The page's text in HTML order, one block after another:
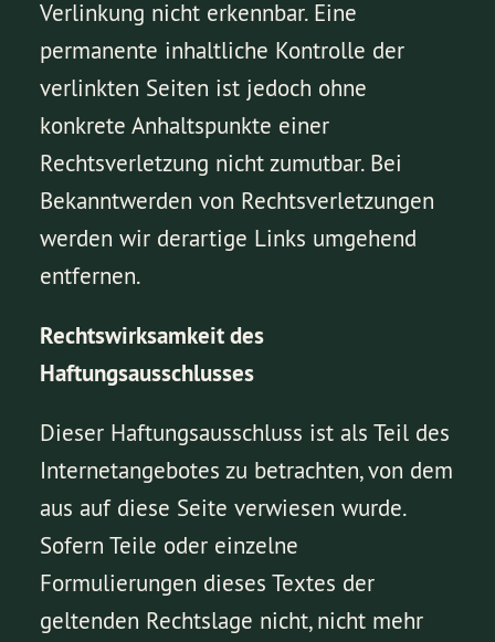
Verlinkung nicht erkennbar. Eine
permanente inhaltliche Kontrolle der
verlinkten Seiten ist jedoch ohne
konkrete Anhaltspunkte einer
Rechtsverletzung nicht zumutbar. Bei
Bekanntwerden von Rechtsverletzungen
werden wir derartige Links umgehend
entfernen.
Rechtswirksamkeit des
Haftungsausschlusses
Dieser Haftungsausschluss ist als Teil des
Internetangebotes zu betrachten, von dem
aus auf diese Seite verwiesen wurde.
Sofern Teile oder einzelne
Formulierungen dieses Textes der
geltenden Rechtslage nicht, nicht mehr